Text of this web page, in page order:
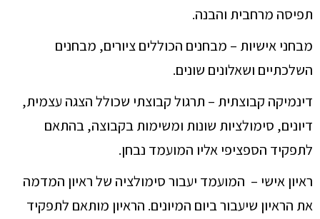
תפיסה מרחבית והבנה.
מבחני אישיות – מבחנים הכוללים ציורים, מבחנים
השלכתיים ושאלונים שונים.
דינמיקה קבוצתית – תרגול קבוצתי שכולל הצגה עצמית,
דיונים, סימולציות שונות ומשימות בקבוצה, בהתאם
לתפקיד הספציפי אליו המועמד נבחן.
ראיון אישי – המועמד יעבור סימולציה של ראיון המדמה
את הראיון שיעבור ביום המיונים. הראיון מותאם לתפקיד